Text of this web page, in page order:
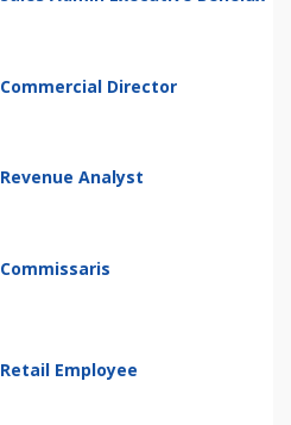
Commercial Director
Revenue Analyst
Commissaris
Retail Employee